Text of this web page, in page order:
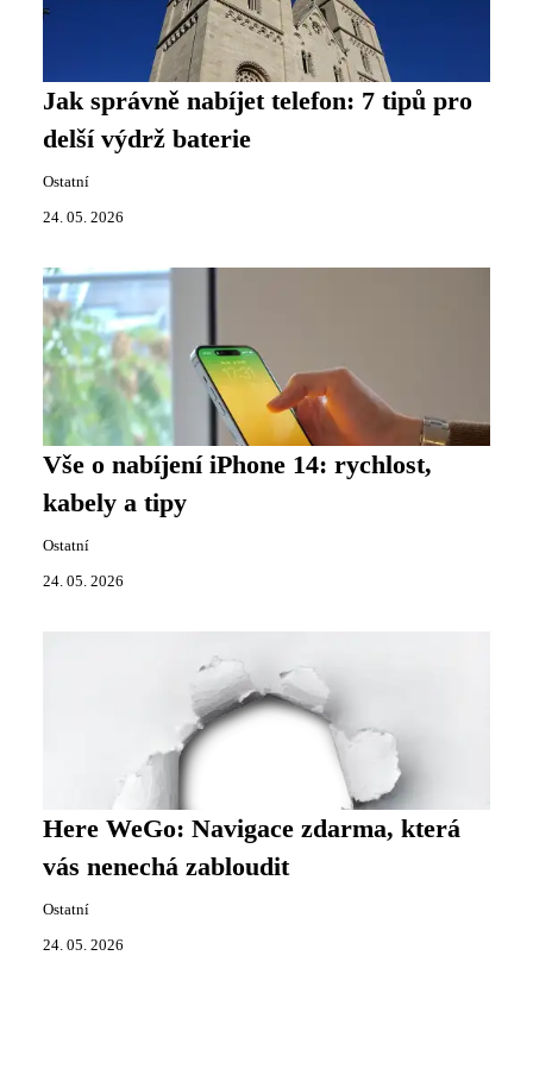
Jak správně nabíjet telefon: 7 tipů pro
delší výdrž baterie
Ostatní
24. 05. 2026
Vše o nabíjení iPhone 14: rychlost,
kabely a tipy
Ostatní
24. 05. 2026
Here WeGo: Navigace zdarma, která
vás nenechá zabloudit
Ostatní
24. 05. 2026